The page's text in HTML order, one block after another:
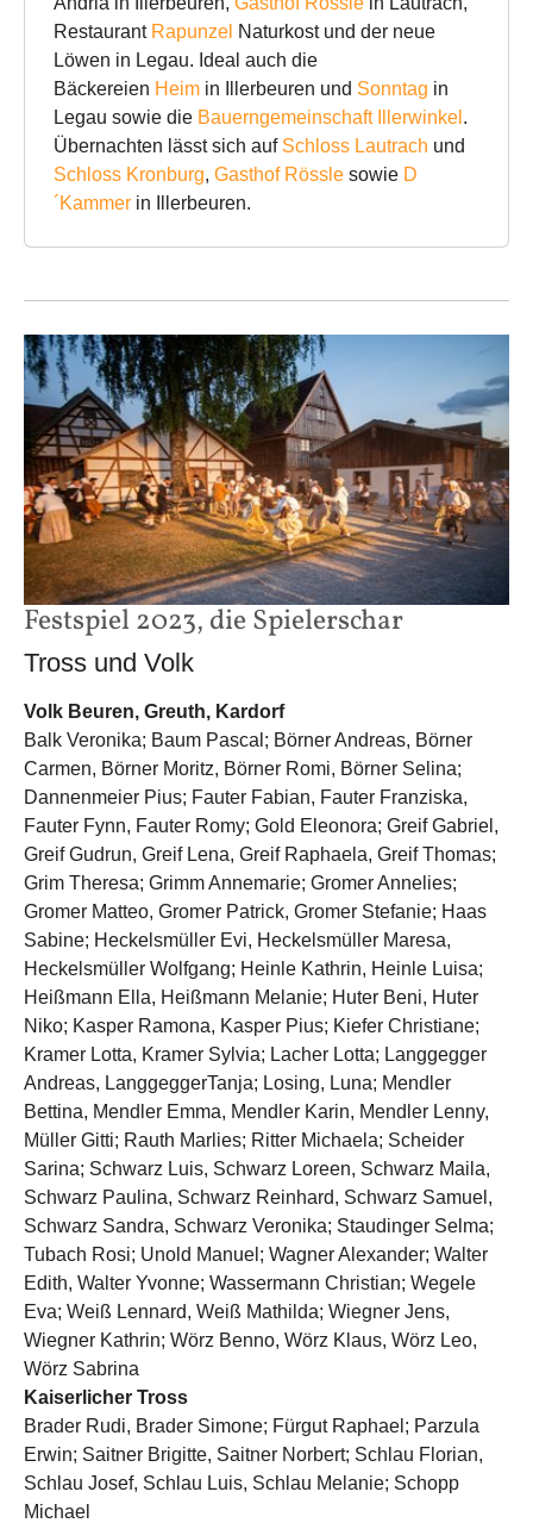
Restaurant Rapunzel Naturkost und der neue
Löwen in Legau. Ideal auch die
Bäckereien Heim in Illerbeuren und Sonntag in
Legau sowie die Bauerngemeinschaft Illerwinkel .
Übernachten lässt sich auf Schloss Lautrach und
Schloss Kronburg, Gasthof Rössle sowie D
´Kammer in Illerbeuren.
Festspiel 2023, die Spielerschar
Tross und Volk
Volk Beuren, Greuth, Kardorf
Balk Veronika; Baum Pascal; Börner Andreas, Börner
Carmen, Börner Moritz, Börner Romi, Börner Selina;
Dannenmeier Pius; Fauter Fabian, Fauter Franziska,
Fauter Fynn, Fauter Romy; Gold Eleonora; Greif Gabriel,
Greif Gudrun, Greif Lena, Greif Raphaela, Greif Thomas;
Grim Theresa; Grimm Annemarie; Gromer Annelies;
Gromer Matteo, Gromer Patrick, Gromer Stefanie; Haas
Sabine; Heckelsmüller Evi, Heckelsmüller Maresa,
Heckelsmüller Wolfgang; Heinle Kathrin, Heinle Luisa;
Heißmann Ella, Heißmann Melanie; Huter Beni, Huter
Niko; Kasper Ramona, Kasper Pius; Kiefer Christiane;
Kramer Lotta, Kramer Sylvia; Lacher Lotta; Langgegger
Andreas, LanggeggerTanja; Losing, Luna; Mendler
Bettina, Mendler Emma, Mendler Karin, Mendler Lenny,
Müller Gitti; Rauth Marlies; Ritter Michaela; Scheider
Sarina; Schwarz Luis, Schwarz Loreen, Schwarz Maila,
Schwarz Paulina, Schwarz Reinhard, Schwarz Samuel,
Schwarz Sandra, Schwarz Veronika; Staudinger Selma;
Tubach Rosi; Unold Manuel; Wagner Alexander; Walter
Edith, Walter Yvonne; Wassermann Christian; Wegele
Eva; Weiß Lennard, Weiß Mathilda; Wiegner Jens,
Wiegner Kathrin; Wörz Benno, Wörz Klaus, Wörz Leo,
Wörz Sabrina
Kaiserlicher Tross
Brader Rudi, Brader Simone; Fürgut Raphael; Parzula
Erwin; Saitner Brigitte, Saitner Norbert; Schlau Florian,
Schlau Josef, Schlau Luis, Schlau Melanie; Schopp
Michael